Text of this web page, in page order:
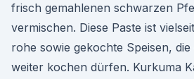
frisch gemahlenen schwarzen
vermischen. Diese Paste ist
rohe sowie gekochte Speisen,
weiter kochen dürfen. Kurkuma